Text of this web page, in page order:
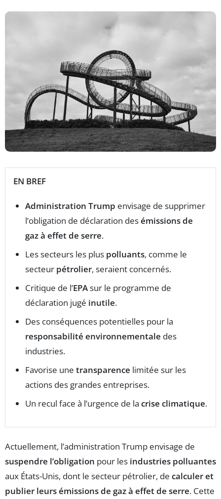
EN BREF
Administration Trump envisage de supprimer
l’obligation de déclaration desémissions de
gaz à effet de serre.
Les secteurs les plus polluants, comme le
secteur pétrolier, seraient concernés.
Critique de l’EPAsur le programme de
déclaration jugé inutile.
Des conséquences potentielles pour la
responsabilité environnementale des
industries.
Favorise une transparence limitée sur les
actions des grandes entreprises.
Un recul face à l’urgence de la crise climatique.
Actuellement, l’administration Trump envisage de
suspendre l’obligation pour les industries polluantes
aux États-Unis, dont le secteur pétrolier, de calculer et
publier leurs émissions de gaz à effet de serre. Cette